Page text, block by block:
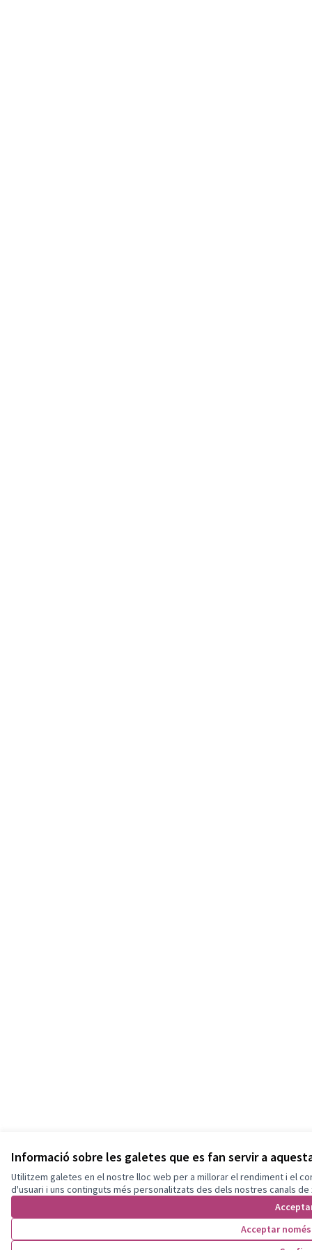
Informació sobre les galetes que es fan servir a
Utilitzem galetes en el nostre lloc web per a millorar el rendiment i el
d'usuari i uns continguts més personalitzats des dels nostres canals de
Acceptar